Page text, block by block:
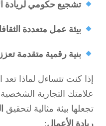
تشجيع حكومي لريادة
بيئة عمل متعددة
بنية رقمية متقدمة
إذا كنت تتساءل لماذا تعد
علامتك التجارية
تجعلها بيئة مثالية لتحقيق
ريادة الأعمال: